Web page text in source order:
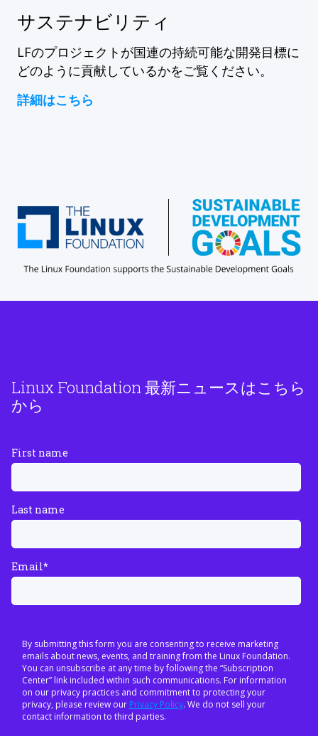
サステナビリティ
LFのプロジェクトが国連の持続可能な開発目標に
どのように貢献しているかをご覧ください。
詳細はこちら
Linux Foundation 最新ニュースはこちら
から
First name
Last name
Email*
By submitting this form you are consenting to receive marketing
emails about news, events, and training from the Linux Foundation.
You can unsubscribe at any time by following the “Subscription
Center” link included within such communications. For information
on our privacy practices and commitment to protecting your
privacy, please review our Privacy Policy. We do not sell your
contact information to third parties.